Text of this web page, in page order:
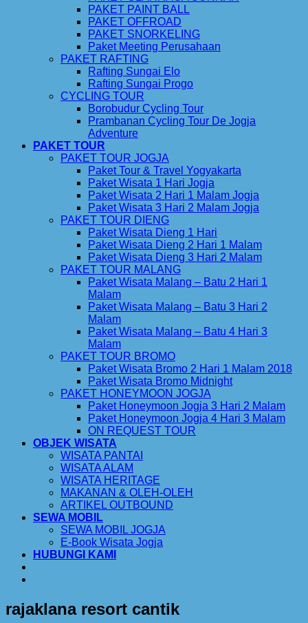
PAKET PAINT BALL
PAKET OFFROAD
PAKET SNORKELING
Paket Meeting Perusahaan
PAKET RAFTING
Rafting Sungai Elo
Rafting Sungai Progo
CYCLING TOUR
Borobudur Cycling Tour
Prambanan Cycling Tour De Jogja
Adventure
PAKET TOUR
PAKET TOUR JOGJA
Paket Tour & Travel Yogyakarta
Paket Wisata 1 Hari Jogja
Paket Wisata 2 Hari 1 Malam Jogja
Paket Wisata 3 Hari 2 Malam Jogja
PAKET TOUR DIENG
Paket Wisata Dieng 1 Hari
Paket Wisata Dieng 2 Hari 1 Malam
Paket Wisata Dieng 3 Hari 2 Malam
PAKET TOUR MALANG
Paket Wisata Malang – Batu 2 Hari 1
Malam
Paket Wisata Malang – Batu 3 Hari 2
Malam
Paket Wisata Malang – Batu 4 Hari 3
Malam
PAKET TOUR BROMO
Paket Wisata Bromo 2 Hari 1 Malam 2018
Paket Wisata Bromo Midnight
PAKET HONEYMOON JOGJA
Paket Honeymoon Jogja 3 Hari 2 Malam
Paket Honeymoon Jogja 4 Hari 3 Malam
ON REQUEST TOUR
OBJEK WISATA
WISATA PANTAI
WISATA ALAM
WISATA HERITAGE
MAKANAN & OLEH-OLEH
ARTIKEL OUTBOUND
SEWA MOBIL
SEWA MOBIL JOGJA
E-Book Wisata Jogja
HUBUNGI KAMI
rajaklana resort cantik